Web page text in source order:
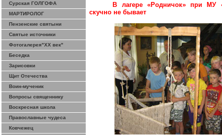
Сурская ГОЛГОФА
МАРТИРОЛОГ
Пензенские святыни
Святые источники
Фотогалерея"ХХ век"
Беседка
Зарисовки
Щит Отечества
Воин-мученик
Вопросы священнику
Воскресная школа
Православные чудеса
Ковчежец
В лагере «Родничок» при МУ
скучно не бывает